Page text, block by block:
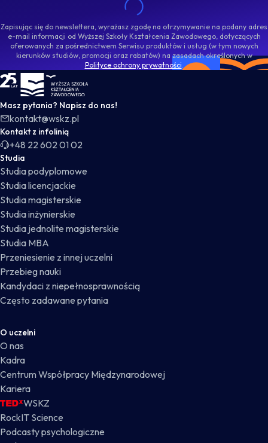
Zapisując się do newslettera, wyrażasz zgodę na otrzymywanie na podany adres
e-mail informacji od Wyższej Szkoły Kształcenia Zawodowego, dotyczących
oferowanych za pośrednictwem Serwisu produktów i usług (w tym nowych
kierunków studiów, promocji oraz rabatów) na zasadach określonych w
Polityce ochrony prywatności.
WSKZ - strona główna
Masz pytania? Napisz do nas!
kontakt@wskz.pl
Kontakt z infolinią
+48 22 602 01 02
Studia
Studia podyplomowe
Studia licencjackie
Studia magisterskie
Studia inżynierskie
Studia jednolite magisterskie
Studia MBA
Przeniesienie z innej uczelni
Przebieg nauki
Kandydaci z niepełnosprawnością
Często zadawane pytania
O uczelni
O nas
Kadra
Centrum Współpracy Międzynarodowej
Kariera
WSKZ
RockIT Science
Podcasty psychologiczne